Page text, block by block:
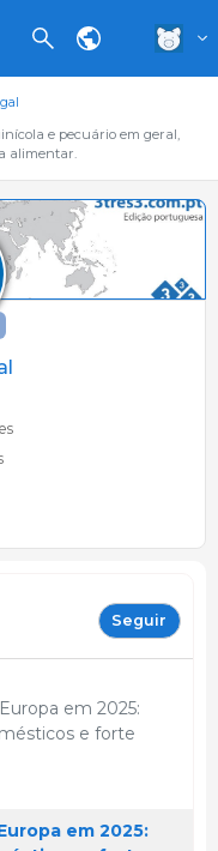
e pecuário em geral,
alimentar.
Seguir
em 2025:
e forte
em 2025: